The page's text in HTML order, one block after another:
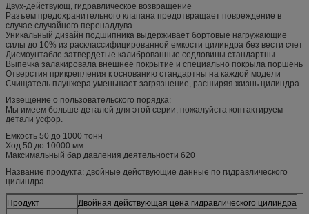
Двух-действующ, гидравлическое возвращение
Разъем предохранительного клапана предотвращает повреждение в
случае случайного перенаддува
Уникальный дизайн подшипника выдерживает бортовые нагружающие
силы до 10% из расклассифицированной емкости цилиндра без вести счет
Дисмоунтабле затвердетые калиброванные седловины стандартны
Выпечка залакировала внешнее покрытие и специально покрыла поршень
Отверстия прикрепления к основанию стандартны на каждой модели
Счищатель плунжера уменьшает загрязнение, расширяя жизнь цилиндра
Извещение о пользовательского порядка:
Мы имеем больше деталей для этой серии, пожалуйста контактируем
детали усфор.
Емкость 50 до 1000 тонн
Ход 50 до 10000 мм
Максимальный бар давления деятельности 620
Название продукта: двойные действующие данные по гидравлического
цилиндра
Продукт
Двойная действующая цена гидравлического цилиндра